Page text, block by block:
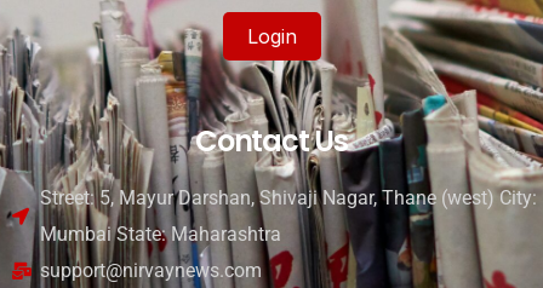
Login
Contact Us
Street: 5, Mayur Darshan, Shivaji Nagar, Thane (west) City:
Mumbai State: Maharashtra
support@nirvaynews.com